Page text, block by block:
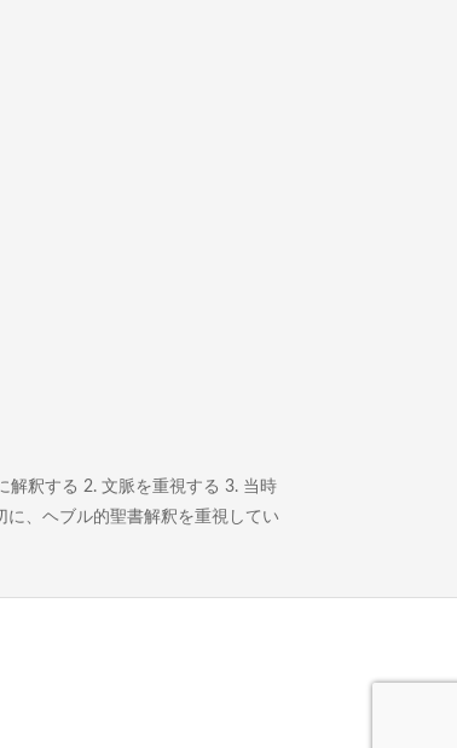
解釈する 2. 文脈を重視する 3. 当時
、ヘブル的聖書解釈を重視してい